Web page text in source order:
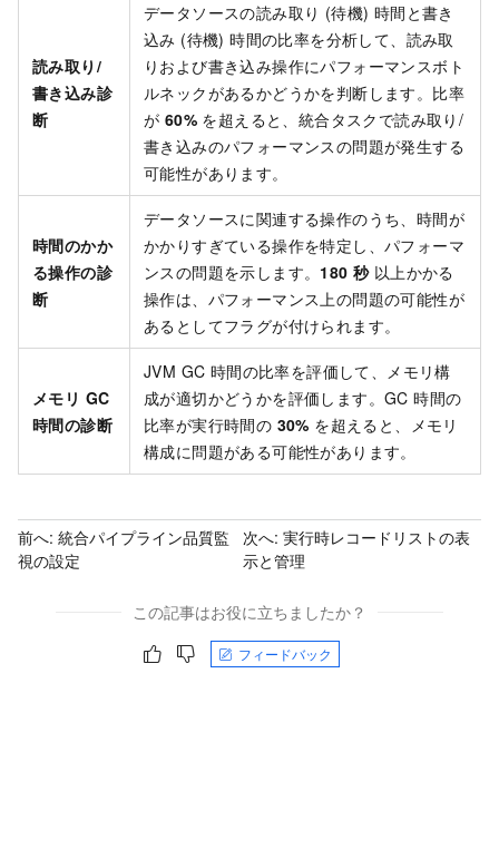
読み取り/
書き込み診
断
データソースの読み取り (待機) 時間と書き
込み (待機) 時間の比率を分析して、読み取
りおよび書き込み操作にパフォーマンスボト
ルネックがあるかどうかを判断します。比率
が 60% を超えると、統合タスクで読み取り/
書き込みのパフォーマンスの問題が発生する
可能性があります。
時間のかか
る操作の診
断
データソースに関連する操作のうち、時間が
かかりすぎている操作を特定し、パフォーマ
ンスの問題を示します。 180 秒以上かかる
操作は、パフォーマンス上の問題の可能性が
あるとしてフラグが付けられます。
メモリ GC
時間の診断
JVM GC 時間の比率を評価して、メモリ構
成が適切かどうかを評価します。GC 時間の
比率が実行時間の 30% を超えると、メモリ
構成に問題がある可能性があります。
前へ: 統合パイプライン品質監
視の設定
次へ:実行時レコードリストの表
示と管理
この記事はお役に立ちましたか？
フィードバック